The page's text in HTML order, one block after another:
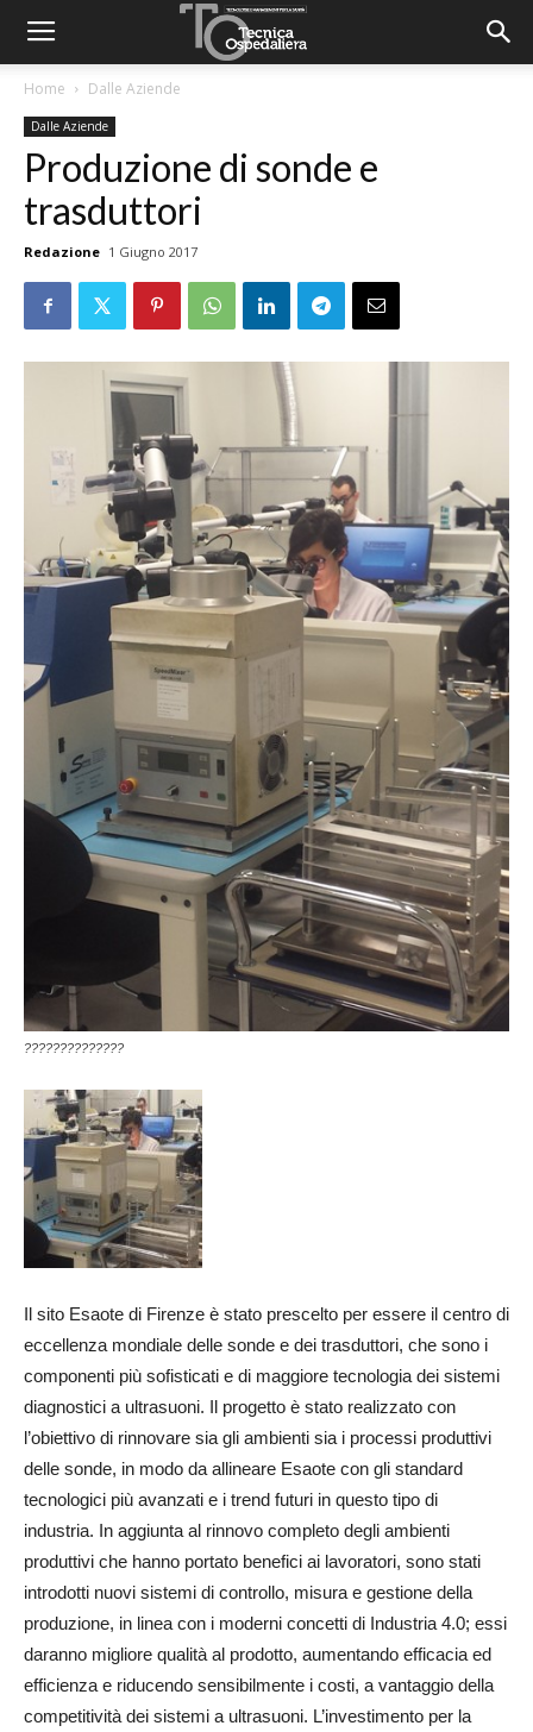
Home Dalle Aziende
Dalle Aziende
Produzione di sonde e
trasduttori
Redazione 1 Giugno 2017
??????????????
Il sito Esaote di Firenze è stato prescelto per essere il centro di
eccellenza mondiale delle sonde e dei trasduttori, che sono i
componenti più sofisticati e di maggiore tecnologia dei sistemi
diagnostici a ultrasuoni. Il progetto è stato realizzato con
l’obiettivo di rinnovare sia gli ambienti sia i processi produttivi
delle sonde, in modo da allineare Esaote con gli standard
tecnologici più avanzati e i trend futuri in questo tipo di
industria. In aggiunta al rinnovo completo degli ambienti
produttivi che hanno portato benefici ai lavoratori, sono stati
introdotti nuovi sistemi di controllo, misura e gestione della
produzione, in linea con i moderni concetti di Industria 4.0; essi
daranno migliore qualità al prodotto, aumentando efficacia ed
efficienza e riducendo sensibilmente i costi, a vantaggio della
competitività dei sistemi a ultrasuoni. L’investimento per la